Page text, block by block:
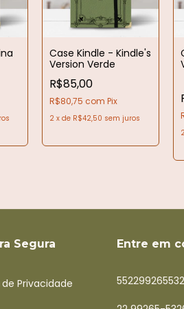
Case Kindle - Kindle's
Version Verde
R$85,00
R$80,75 com Pix
2 xde R$42,50 sem juros
Segura
Privacidade
Entre em